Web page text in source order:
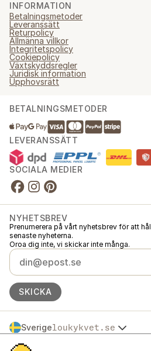
INFORMATION
Betalningsmetoder
Leveranssätt
Returpolicy
Allmänna villkor
Integritetspolicy
Cookiepolicy
Växtskyddsregler
Juridisk information
Upphovsrätt
BETALNINGSMETODER
LEVERANSSÄTT
SOCIALA MEDIER
NYHETSBREV
Prenumerera på vårt nyhetsbrev för att
senaste nyheterna.
Oroa dig inte, vi skickar inte många.
SKICKA
Sverigeloukykvet.se
© 2016 →